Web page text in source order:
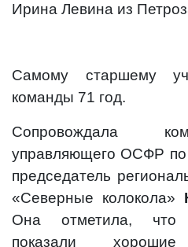
Ирина Левина из
Самому старшему
команды 71 год.
Сопровождала
управляющего ОСФР по
председатель
«Северные колокола»
Она отметила, что
показали